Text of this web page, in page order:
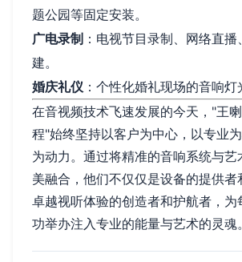
题公园等固定安装。
广电录制 ：电视节目录制、网络直
建。
婚庆礼仪 ：个性化婚礼现场的音响灯
在音视频技术飞速发展的今天，"王
程"始终坚持以客户为中心，以专业
为动力。通过将精准的音响系统与
美融合，他们不仅仅是设备的提供者
卓越视听体验的创造者和护航者，为
功举办注入专业的能量与艺术的灵魂。